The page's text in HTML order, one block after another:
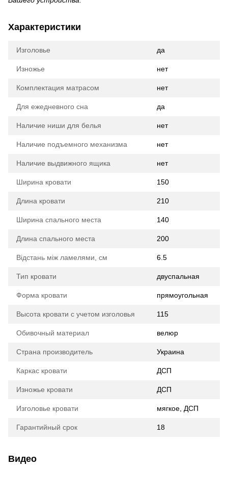
Характеристики
Изголовье да
Изножье нет
Комплектация матрасом нет
Для ежедневного сна да
Наличие ниши для белья нет
Наличие подъемного механизма нет
Наличие выдвижного ящика нет
Ширина кровати 150
Длина кровати 210
Ширина спального места 140
Длина спального места 200
Відстань між ламелями, см 6.5
Тип кровати двуспальная
Форма кровати прямоугольная
Высота кровати с учетом изголовья 115
Обивочный материал велюр
Страна производитель Украина
Каркас кровати ДСП
Изножье кровати ДСП
Изголовье кровати мягкое, ДСП
Гарантийный срок 18
Видео